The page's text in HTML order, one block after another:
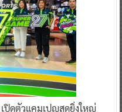
ปิดตัวแคมเปญสุดยิ่งใหญ่